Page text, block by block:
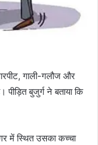
गाली-गलौज और
बुजुर्ग ने बताया कि
में स्थित उसका कच्चा